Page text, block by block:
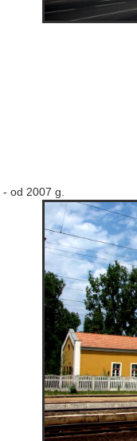
- od 2007 g.